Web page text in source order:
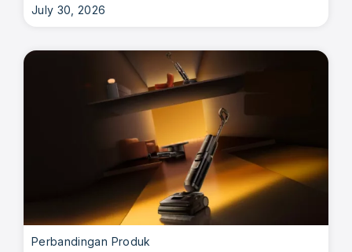
July 30, 2026
Perbandingan Produk